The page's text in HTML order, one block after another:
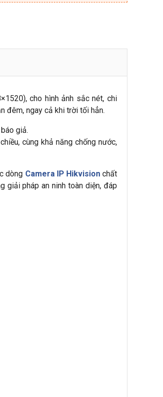
cho hình ảnh sắc nét, chi
đêm, ngay cả khi trời tối hẳn.
giả.
cùng khả năng chống nước,
dòng Camera IP Hikvisionchất
giải pháp an ninh toàn diện, đáp